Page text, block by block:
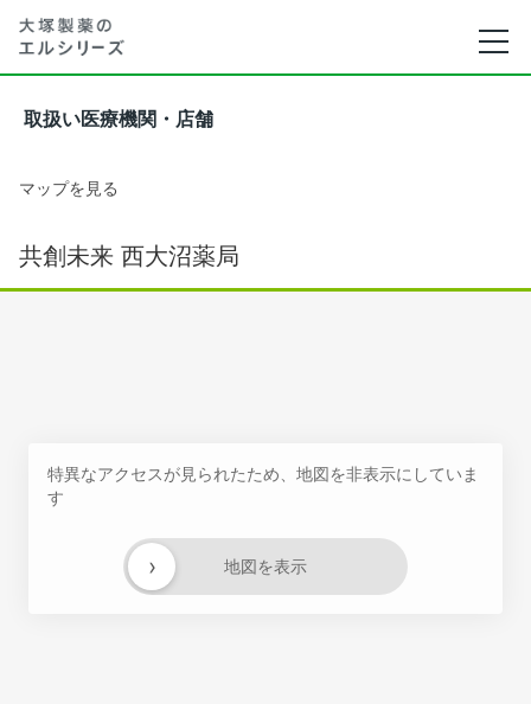
取扱い医療機関・店舗
マップを見る
共創未来 西大沼薬局
特異なアクセスが見られたため、地図を非表示にしていま
す
地図を表示
›